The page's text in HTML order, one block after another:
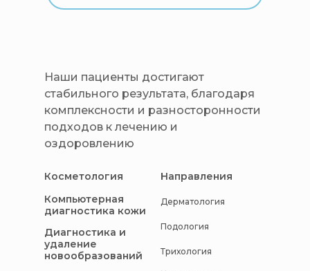
Компьютерная
диагностика кожи
Дерматология
Подология
Трихология
Косметология Направления
Наши пациенты достигают
стабильного результата, благодаря
комплексности и разносторонности
подходов к лечению и
оздоровлению
Диагностика и
удаление
новообразований